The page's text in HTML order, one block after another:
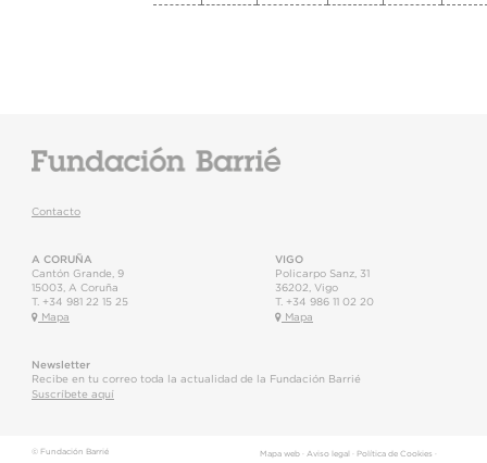
Contacto
A CORUÑA
Cantón Grande, 9
15003
A Coruña
T. +34 981 22 15 25
Mapa
VIGO
Policarpo Sanz, 31
36202 Vigo
T. +34 986 11 02 20
Mapa
Newsletter
Recibe en tu correo toda la actualidad de la Fundación Barrié
Suscríbete aquí
© Fundación Barrié Mapa web· Aviso legal · Política de Cookies ·